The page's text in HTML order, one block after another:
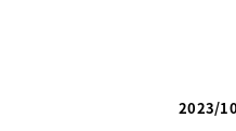
2023/